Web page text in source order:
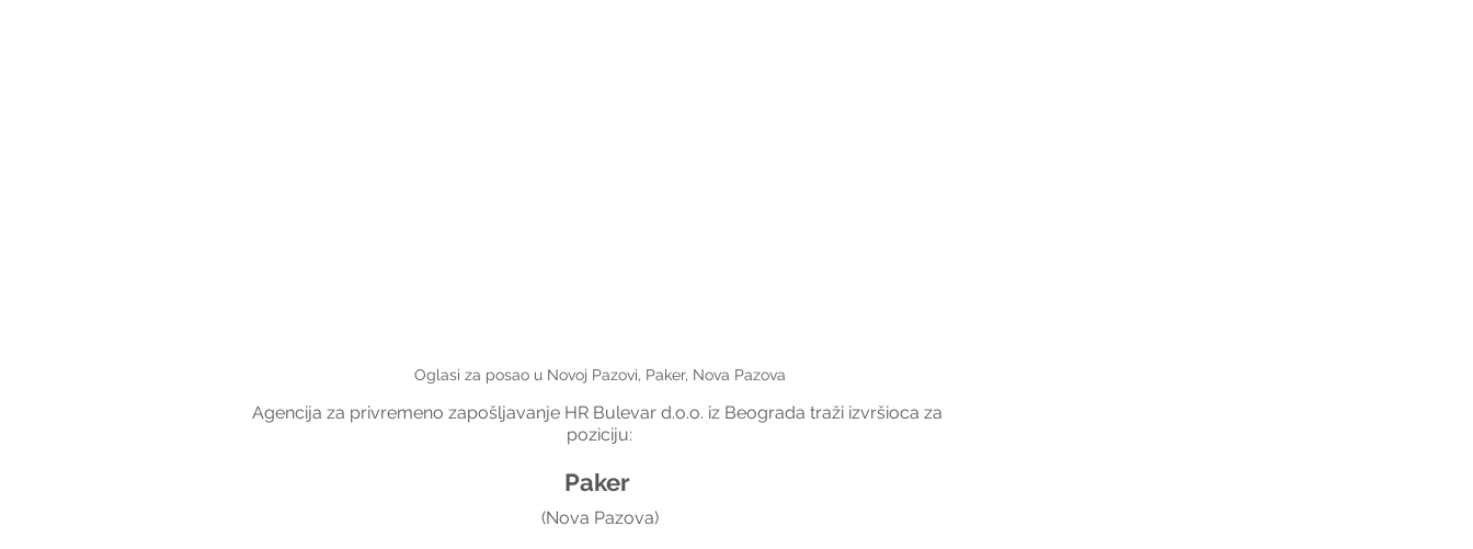
Oglasi za posao u Novoj Pazovi, Paker, Nova Pazova
Agencija za privremeno zapošljavanje HR Bulevar d.o.o. iz Beograda traži izvršioca za
poziciju:
Paker
(Nova Pazova)